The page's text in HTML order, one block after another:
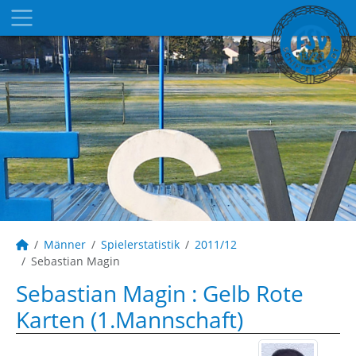
Männer Spielerstatistik
2011/12
Sebastian Magin
Sebastian Magin : Gelb Rote
Karten (1.Mannschaft)